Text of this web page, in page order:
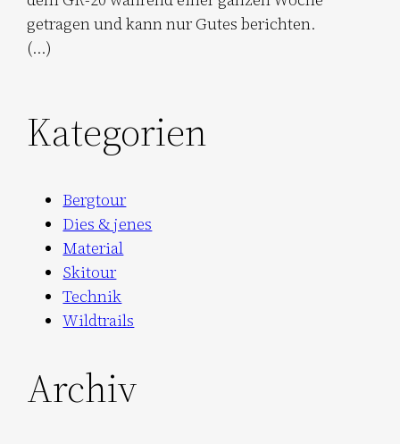
getragen und kann nur Gutes berichten.
(…)
Kategorien
Bergtour
Dies & jenes
Material
Skitour
Technik
Wildtrails
Archiv